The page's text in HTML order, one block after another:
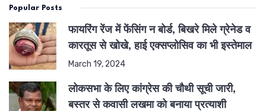
Popular Posts
फायरिंग रेंज में फेंसिंग न बोर्ड, बिखरे मिले ग्रेनेड व
कारतूस से खोखे, हाई एक्सप्लोसिव का भी इस्तेमाल
March 19, 2024
लोकसभा के लिए कांग्रेस की चौथी सूची जारी,
बस्तर से कवासी लखमा को बनाया प्रत्याशी